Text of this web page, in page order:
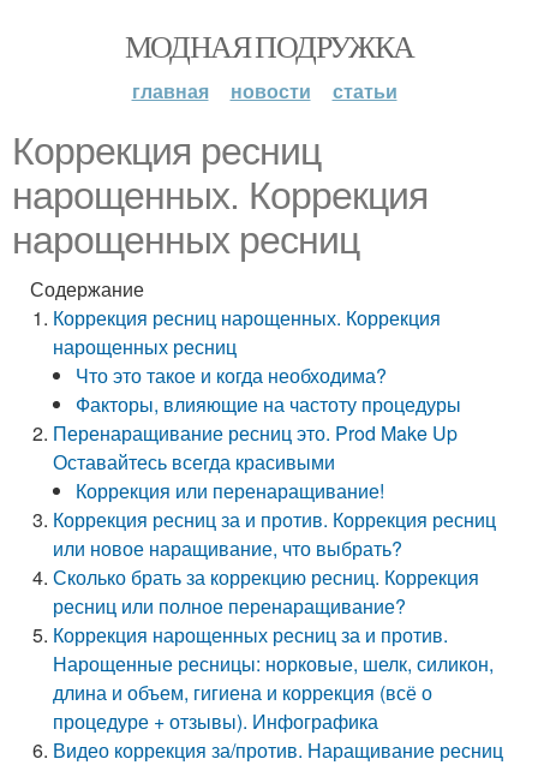
МОДНАЯ ПОДРУЖКА
главная новости статьи
Коррекция ресниц
нарощенных. Коррекция
нарощенных ресниц
Содержание
Коррекция ресниц нарощенных. Коррекция
нарощенных ресниц
Что это такое и когда необходима?
Факторы, влияющие на частоту процедуры
Перенаращивание ресниц это. Prod Make Up
Оставайтесь всегда красивыми
Коррекция или перенаращивание!
Коррекция ресниц за и против. Коррекция ресниц
или новое наращивание, что выбрать?
Сколько брать за коррекцию ресниц. Коррекция
ресниц или полное перенаращивание?
Коррекция нарощенных ресниц за и против.
Нарощенные ресницы: норковые, шелк, силикон,
длина и объем, гигиена и коррекция (всё о
процедуре + отзывы). Инфографика
Видео коррекция за/против. Наращивание ресниц